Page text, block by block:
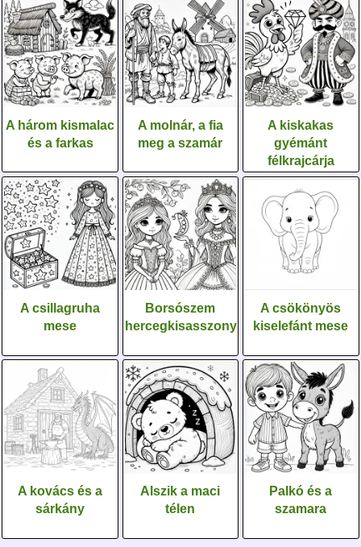
A három kismalac
és a farkas
A molnár, a fia
meg a szamár
A kiskakas
gyémánt
félkrajcárja
A csillagruha
mese
Borsószem
hercegkisasszony
A csökönyös
kiselefánt mese
A kovács és a
sárkány
Alszik a maci
télen
Palkó és a
szamara